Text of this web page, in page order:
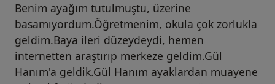
Benim ayağım tutulmuştu, üzerine
basamıyordum.Öğretmenim, okula çok zorlukla
geldim.Baya ileri düzeydeydi, hemen
internetten araştırıp merkeze geldim.Gül
Hanım'a geldik.Gül Hanım ayaklardan muayene